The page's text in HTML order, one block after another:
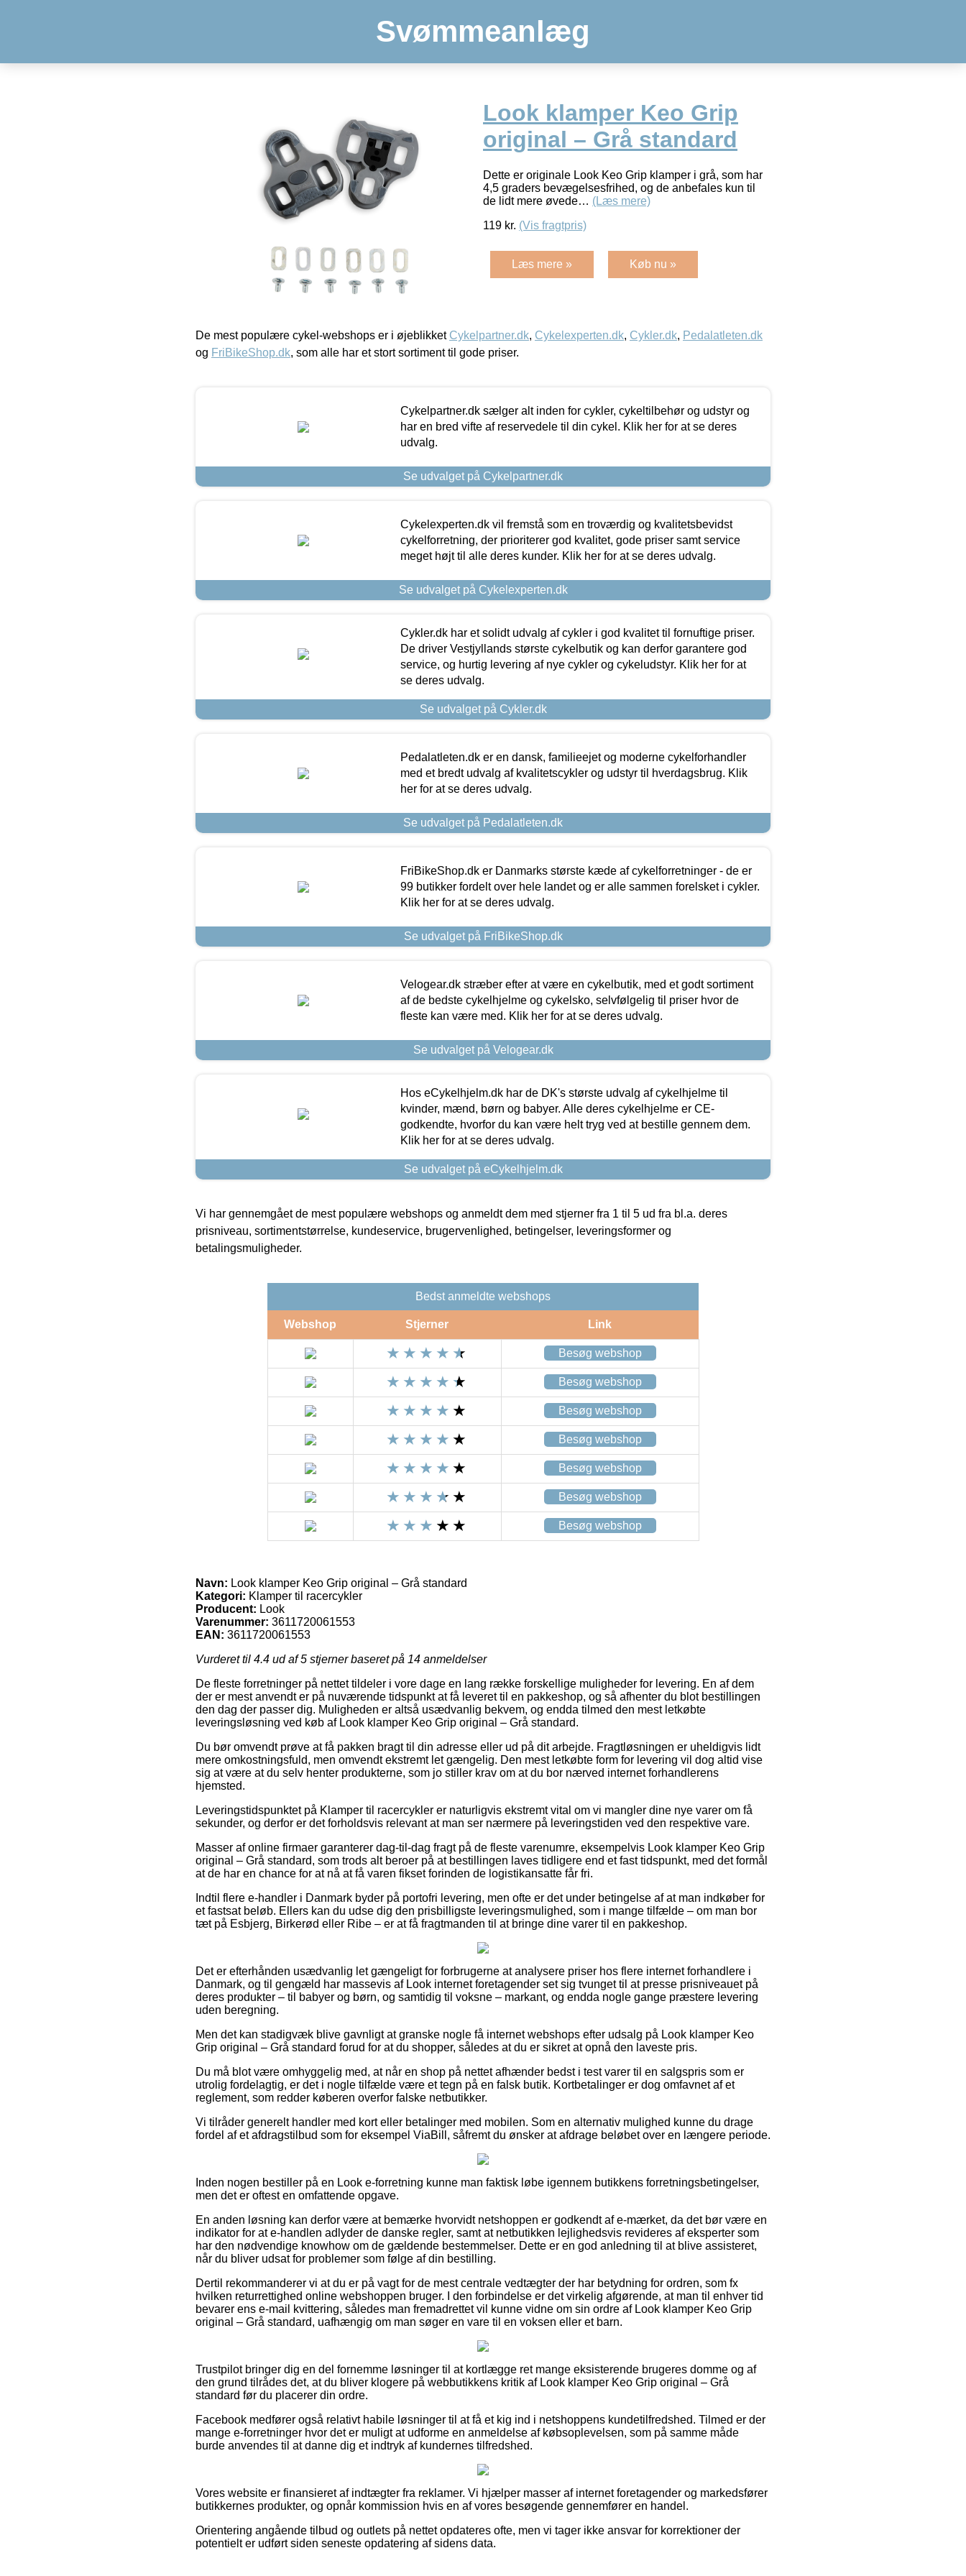
Svømmeanlæg
Look klamper Keo Grip
original – Grå standard
Dette er originale Look Keo Grip klamper i grå, som har
4,5 graders bevægelsesfrihed, og de anbefales kun til
de lidt mere øvede… (Læs mere)
119 kr. (Vis fragtpris)
Læs mere » Køb nu »
De mest populære cykel-webshops er i øjeblikket Cykelpartner.dk, Cykelexperten.dk, Cykler.dk, Pedalatleten.dk
og FriBikeShop.dk, som alle har et stort sortiment til gode priser.
Cykelpartner.dk sælger alt inden for cykler, cykeltilbehør og udstyr og
har en bred vifte af reservedele til din cykel. Klik her for at se deres
udvalg.
Se udvalget på Cykelpartner.dk
Cykelexperten.dk vil fremstå som en troværdig og kvalitetsbevidst
cykelforretning, der prioriterer god kvalitet, gode priser samt service
meget højt til alle deres kunder. Klik her for at se deres udvalg.
Se udvalget på Cykelexperten.dk
Cykler.dk har et solidt udvalg af cykler i god kvalitet til fornuftige priser.
De driver Vestjyllands største cykelbutik og kan derfor garantere god
service, og hurtig levering af nye cykler og cykeludstyr. Klik her for at
se deres udvalg.
Se udvalget på Cykler.dk
Pedalatleten.dk er en dansk, familieejet og moderne cykelforhandler
med et bredt udvalg af kvalitetscykler og udstyr til hverdagsbrug. Klik
her for at se deres udvalg.
Se udvalget på Pedalatleten.dk
FriBikeShop.dk er Danmarks største kæde af cykelforretninger - de er
99 butikker fordelt over hele landet og er alle sammen forelsket i cykler.
Klik her for at se deres udvalg.
Se udvalget på FriBikeShop.dk
Velogear.dk stræber efter at være en cykelbutik, med et godt sortiment
af de bedste cykelhjelme og cykelsko, selvfølgelig til priser hvor de
fleste kan være med. Klik her for at se deres udvalg.
Se udvalget på Velogear.dk
Hos eCykelhjelm.dk har de DK's største udvalg af cykelhjelme til
kvinder, mænd, børn og babyer. Alle deres cykelhjelme er CE-
godkendte, hvorfor du kan være helt tryg ved at bestille gennem dem.
Klik her for at se deres udvalg.
Se udvalget på eCykelhjelm.dk
Vi har gennemgået de mest populære webshops og anmeldt dem med stjerner fra 1 til 5 ud fra bl.a. deres
prisniveau, sortimentstørrelse, kundeservice, brugervenlighed, betingelser, leveringsformer og
betalingsmuligheder.
Bedst anmeldte webshops
Webshop Stjerner Link
Besøg webshop
Besøg webshop
Besøg webshop
Besøg webshop
Besøg webshop
Besøg webshop
Besøg webshop
Navn: Look klamper Keo Grip original – Grå standard
Kategori: Klamper til racercykler
Producent: Look
Varenummer: 3611720061553
EAN: 3611720061553
Vurderet til 4.4 ud af 5 stjerner baseret på 14 anmeldelser
De fleste forretninger på nettet tildeler i vore dage en lang række forskellige muligheder for levering. En af dem
der er mest anvendt er på nuværende tidspunkt at få leveret til en pakkeshop, og så afhenter du blot bestillingen
den dag der passer dig. Muligheden er altså usædvanlig bekvem, og endda tilmed den mest letkøbte
leveringsløsning ved køb af Look klamper Keo Grip original – Grå standard.
Du bør omvendt prøve at få pakken bragt til din adresse eller ud på dit arbejde. Fragtløsningen er uheldigvis lidt
mere omkostningsfuld, men omvendt ekstremt let gængelig. Den mest letkøbte form for levering vil dog altid vise
sig at være at du selv henter produkterne, som jo stiller krav om at du bor nærved internet forhandlerens
hjemsted.
Leveringstidspunktet på Klamper til racercykler er naturligvis ekstremt vital om vi mangler dine nye varer om få
sekunder, og derfor er det forholdsvis relevant at man ser nærmere på leveringstiden ved den respektive vare.
Masser af online firmaer garanterer dag-til-dag fragt på de fleste varenumre, eksempelvis Look klamper Keo Grip
original – Grå standard, som trods alt beroer på at bestillingen laves tidligere end et fast tidspunkt, med det formål
at de har en chance for at nå at få varen fikset forinden de logistikansatte får fri.
Indtil flere e-handler i Danmark byder på portofri levering, men ofte er det under betingelse af at man indkøber for
et fastsat beløb. Ellers kan du udse dig den prisbilligste leveringsmulighed, som i mange tilfælde – om man bor
tæt på Esbjerg, Birkerød eller Ribe – er at få fragtmanden til at bringe dine varer til en pakkeshop.
Det er efterhånden usædvanlig let gængeligt for forbrugerne at analysere priser hos flere internet forhandlere i
Danmark, og til gengæld har massevis af Look internet foretagender set sig tvunget til at presse prisniveauet på
deres produkter – til babyer og børn, og samtidig til voksne – markant, og endda nogle gange præstere levering
uden beregning.
Men det kan stadigvæk blive gavnligt at granske nogle få internet webshops efter udsalg på Look klamper Keo
Grip original – Grå standard forud for at du shopper, således at du er sikret at opnå den laveste pris.
Du må blot være omhyggelig med, at når en shop på nettet afhænder bedst i test varer til en salgspris som er
utrolig fordelagtig, er det i nogle tilfælde være et tegn på en falsk butik. Kortbetalinger er dog omfavnet af et
reglement, som redder køberen overfor falske netbutikker.
Vi tilråder generelt handler med kort eller betalinger med mobilen. Som en alternativ mulighed kunne du drage
fordel af et afdragstilbud som for eksempel ViaBill, såfremt du ønsker at afdrage beløbet over en længere periode.
Inden nogen bestiller på en Look e-forretning kunne man faktisk løbe igennem butikkens forretningsbetingelser,
men det er oftest en omfattende opgave.
En anden løsning kan derfor være at bemærke hvorvidt netshoppen er godkendt af e-mærket, da det bør være en
indikator for at e-handlen adlyder de danske regler, samt at netbutikken lejlighedsvis revideres af eksperter som
har den nødvendige knowhow om de gældende bestemmelser. Dette er en god anledning til at blive assisteret,
når du bliver udsat for problemer som følge af din bestilling.
Dertil rekommanderer vi at du er på vagt for de mest centrale vedtægter der har betydning for ordren, som fx
hvilken returrettighed online webshoppen bruger. I den forbindelse er det virkelig afgørende, at man til enhver tid
bevarer ens e-mail kvittering, således man fremadrettet vil kunne vidne om sin ordre af Look klamper Keo Grip
original – Grå standard, uafhængig om man søger en vare til en voksen eller et barn.
Trustpilot bringer dig en del fornemme løsninger til at kortlægge ret mange eksisterende brugeres domme og af
den grund tilrådes det, at du bliver klogere på webbutikkens kritik af Look klamper Keo Grip original – Grå
standard før du placerer din ordre.
Facebook medfører også relativt habile løsninger til at få et kig ind i netshoppens kundetilfredshed. Tilmed er der
mange e-forretninger hvor det er muligt at udforme en anmeldelse af købsoplevelsen, som på samme måde
burde anvendes til at danne dig et indtryk af kundernes tilfredshed.
Vores website er finansieret af indtægter fra reklamer. Vi hjælper masser af internet foretagender og markedsfører
butikkernes produkter, og opnår kommission hvis en af vores besøgende gennemfører en handel.
Orientering angående tilbud og outlets på nettet opdateres ofte, men vi tager ikke ansvar for korrektioner der
potentielt er udført siden seneste opdatering af sidens data.